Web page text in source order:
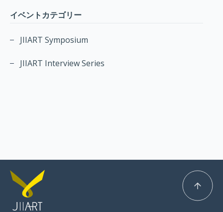
イベントカテゴリー
JIIART Symposium
JIIART Interview Series